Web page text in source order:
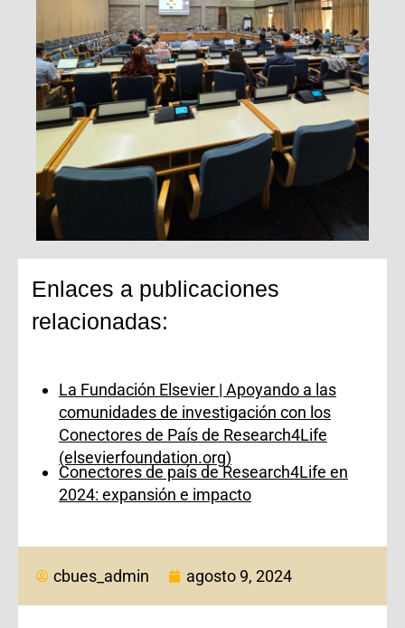
Enlaces a publicaciones
relacionadas:
La Fundación Elsevier | Apoyando a las
comunidades de investigación con los
Conectores de País de Research4Life
(elsevierfoundation.org)
Conectores de país de Research4Life en
2024: expansión e impacto
cbues_admin agosto 9, 2024